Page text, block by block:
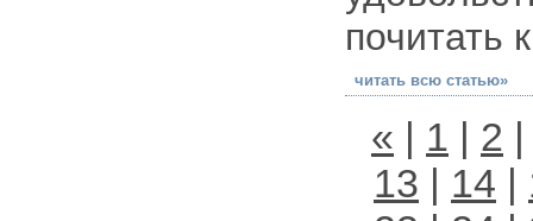
почитать
читать всю статью»
« | 1 | 2
13 | 14 |